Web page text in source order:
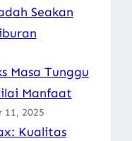
Seakan
Masa Tunggu
Manfaat
11, 2025
Kualitas